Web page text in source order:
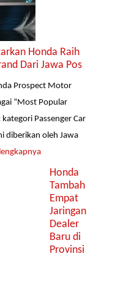
Honda Raih
Dari Jawa Pos
Prospect Motor
“Most Popular
Passenger Car
diberikan oleh Jawa
Honda
Tambah
Empat
Jaringan
Dealer
Baru di
Provinsi